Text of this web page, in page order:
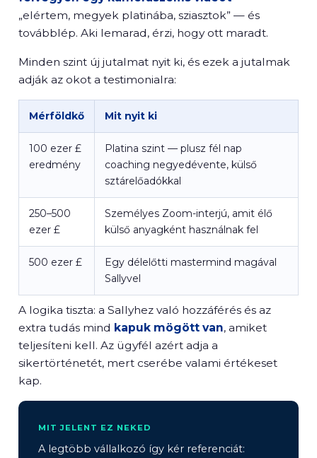
„elértem, megyek platinába, sziasztok” — és
továbblép. Aki lemarad, érzi, hogy ott maradt.
Minden szint új jutalmat nyit ki, és ezek a jutalmak
adják az okot a testimonialra:
Mérföldkő Mit nyit ki
100 ezer £
eredmény
Platina szint — plusz fél nap
coaching negyedévente, külső
sztárelőadókkal
250–500
ezer £
Személyes Zoom-interjú, amit élő
külső anyagként használnak fel
500 ezer £
Egy délelőtti mastermind magával
Sallyvel
A logika tiszta: a Sallyhez való hozzáférés és az
extra tudás mind kapuk mögött van, amiket
teljesíteni kell. Az ügyfél azért adja a
sikertörténetét, mert cserébe valami értékeset
kap.
MIT JELENT EZ NEKED
A legtöbb vállalkozó így kér referenciát: